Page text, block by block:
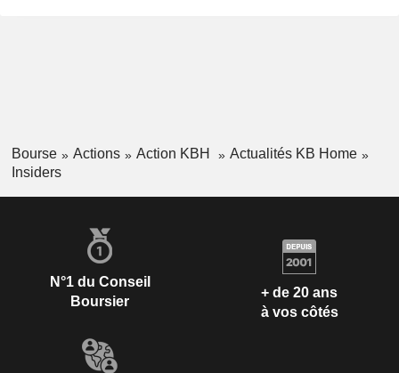
Bourse Actions Action KBH
Actualités KB Home
Insiders
N°1 du Conseil
Boursier
+ de 20 ans
à vos côtés